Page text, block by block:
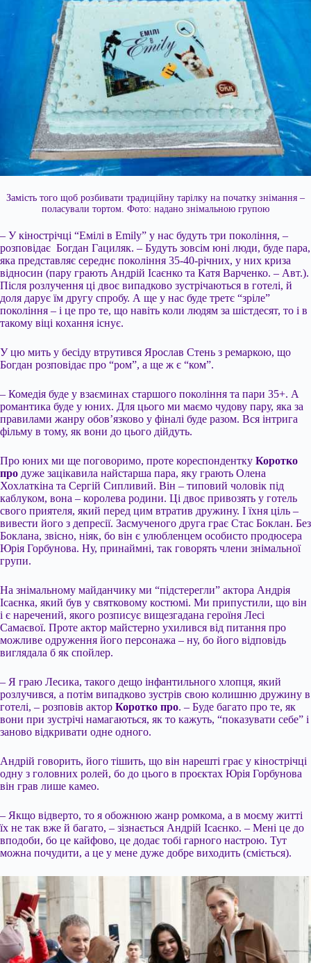
Замість того щоб розбивати традиційну тарілку на початку знімання –
поласували тортом. Фото: надано знімальною групою
– У кінострічці “Емілі в Emily” у нас будуть три покоління, –
розповідає Богдан Гациляк. – Будуть зовсім юні люди, буде пара,
яка представляє середнє покоління 35-40-річних, у них криза
відносин (пару грають Андрій Ісаєнко та Катя Варченко. – Авт.).
Після розлучення ці двоє випадково зустрічаються в готелі, й
доля дарує їм другу спробу. А ще у нас буде третє “зріле”
покоління – і це про те, що навіть коли людям за шістдесят, то і в
такому віці кохання існує.
У цю мить у бесіду втрутився Ярослав Стень з ремаркою, що
Богдан розповідає про “ром”, а ще ж є “ком”.
– Комедія буде у взаєминах старшого покоління та пари 35+. А
романтика буде у юних. Для цього ми маємо чудову пару, яка за
правилами жанру обов’язково у фіналі буде разом. Вся інтрига
фільму в тому, як вони до цього дійдуть.
Про юних ми ще поговоримо, проте кореспондентку Коротко
про дуже зацікавила найстарша пара, яку грають Олена
Хохлаткіна та Сергій Сипливий. Він – типовий чоловік під
каблуком, вона – королева родини. Ці двоє привозять у готель
свого приятеля, який перед цим втратив дружину. І їхня ціль –
вивести його з депресії. Засмученого друга грає Стас Боклан. Без
Боклана, звісно, ніяк, бо він є улюбленцем особисто продюсера
Юрія Горбунова. Ну, принаймні, так говорять члени знімальної
групи.
На знімальному майданчику ми “підстерегли” актора Андрія
Ісаєнка, який був у святковому костюмі. Ми припустили, що він
і є наречений, якого розписує вищезгадана героїня Лесі
Самаєвої. Проте актор майстерно ухилився від питання про
можливе одруження його персонажа – ну, бо його відповідь
виглядала б як спойлер.
– Я граю Лесика, такого дещо інфантильного хлопця, який
розлучився, а потім випадково зустрів свою колишню дружину в
готелі, – розповів актор Коротко про. – Буде багато про те, як
вони при зустрічі намагаються, як то кажуть, “показувати себе” і
заново відкривати одне одного.
Андрій говорить, його тішить, що він нарешті грає у кінострічці
одну з головних ролей, бо до цього в проєктах Юрія Горбунова
він грав лише камео.
– Якщо відверто, то я обожнюю жанр ромкома, а в моєму житті
їх не так вже й багато, – зізнається Андрій Ісаєнко. – Мені це до
вподоби, бо це кайфово, це додає тобі гарного настрою. Тут
можна почудити, а це у мене дуже добре виходить (сміється).